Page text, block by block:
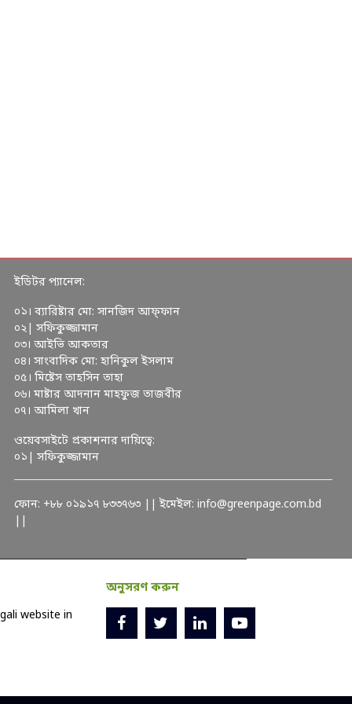
ইডিটর প্যানেল:
০১। ব্যারিষ্টার মো: সানজিদ আফ্ফান
০২| সফিকুজ্জামান
০৩। আইভি আকতার
০৪। সাংবাদিক মো: হানিকুল ইসলাম
০৫। মিষ্টেস তাহসিন তাহা
০৬। মাষ্টার আদনান মাহফুজ তাজবীর
০৭। আমিলা খান
ওয়েবসাইটে প্রকাশনার দায়িত্বে:
০১| সফিকুজ্জামান
ফোন: +৮৮ ০১৯১৭ ৮৩৩৭৬৩ || ইমেইল: info@greenpage.com.bd
website in
অনুসরণ করুন